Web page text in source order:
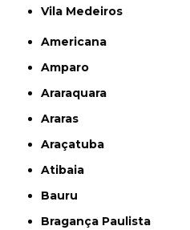
Vila Medeiros
Americana
Amparo
Araraquara
Araras
Araçatuba
Atibaia
Bauru
Bragança Paulista